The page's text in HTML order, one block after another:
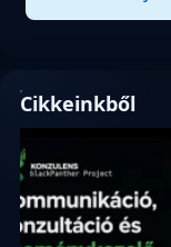
Cikkeinkből